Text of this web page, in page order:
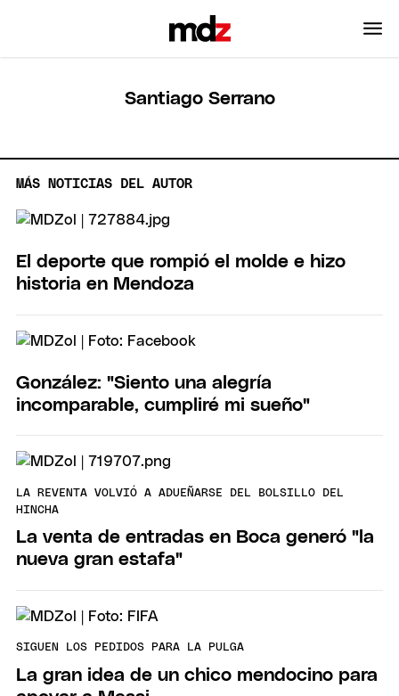
Santiago Serrano
MÁS NOTICIAS DEL AUTOR
El deporte que rompió el molde e hizo
historia en Mendoza
González: "Siento una alegría
incomparable, cumpliré mi sueño"
LA REVENTA VOLVIÓ A ADUEÑARSE DEL BOLSILLO DEL
HINCHA
La venta de entradas en Boca generó "la
nueva gran estafa"
SIGUEN LOS PEDIDOS PARA LA PULGA
La gran idea de un chico mendocino para